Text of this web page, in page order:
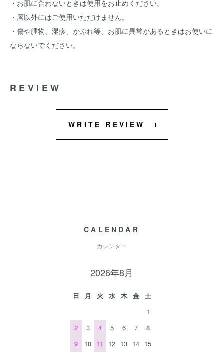
・お肌に合わないときは使用をお止めください。
・唇以外にはご使用いただけません。
・傷や腫物、湿疹、かぶれ等、お肌に異常があるときはお使いに
ならないでください。
REVIEW
WRITE REVIEW
CALENDAR
カレンダー
2026年8月
日 月 火 水 木 金
土
1
2
3 4 5 6 7
8
9
10 11 12 13 14 15